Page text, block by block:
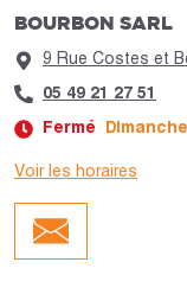
BOURBON SARL
9 Rue Costes et
05 49 21 27 51
Fermé
Voir les horaires
Jour :
Lundi
Mardi